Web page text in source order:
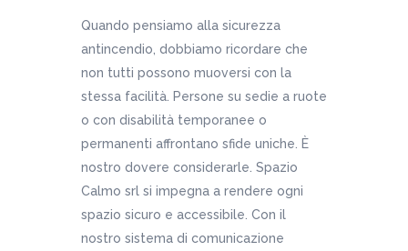
Quando pensiamo alla sicurezza
antincendio, dobbiamo ricordare che
non tutti possono muoversi con la
stessa facilità. Persone su sedie a ruote
o con disabilità temporanee o
permanenti affrontano sfide uniche. È
nostro dovere considerarle. Spazio
Calmo srl si impegna a rendere ogni
spazio sicuro e accessibile. Con il
nostro sistema di comunicazione